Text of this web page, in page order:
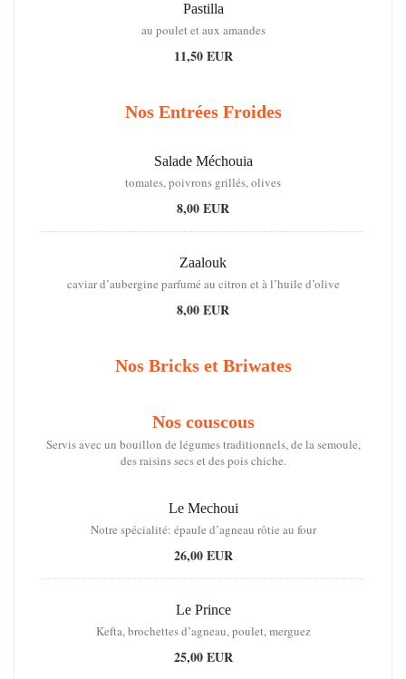
Pastilla
au poulet et aux amandes
11,50 EUR
Nos Entrées Froides
Salade Méchouia
tomates, poivrons grillés, olives
8,00 EUR
Zaalouk
caviar d’aubergine parfumé au citron et à l’huile d’olive
8,00 EUR
Nos Bricks et Briwates
Nos couscous
Servis avec un bouillon de légumes traditionnels, de la semoule,
des raisins secs et des pois chiche.
Le Mechoui
Notre spécialité: épaule d’agneau rôtie au four
26,00 EUR
Le Prince
Kefta, brochettes d’agneau, poulet, merguez
25,00 EUR